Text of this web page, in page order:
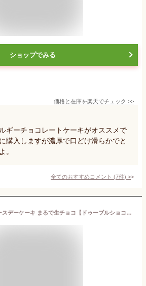
ショップでみる
価格と在庫を楽天でチェック >>
ギーチョコレートケーキがオススメで
購入しますが濃厚で口どけ滑らかでと
。
全てのおすすめコメント (7件) >
誕生日ケーキ バースデーケーキ まるで生チョコ【ドゥーブルショコラ】 4号 12CM チョコレートケーキ ケーキ 神戸スイーツ 2025 送料無料 ギフト プレゼント キャンドル メッセージカード付き お取り寄せ ホワイトデー